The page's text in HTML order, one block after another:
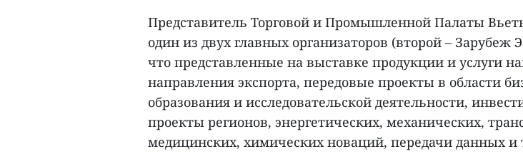
Представитель Торговой и Промышленной Палаты
один из двух главных организаторов (второй – Зарубеж
что представленные на выставке продукции и услуги
направления экспорта, передовые проекты в области
образования и исследовательской деятельности,
проекты регионов, энергетических, механических,
медицинских, химических новаций, передачи данных и